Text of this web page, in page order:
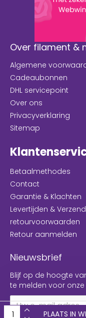
PLAATS IN
Over filament &
Algemene
Cadeaubonnen
DHL servicepoint
Over ons
Privacyverklaring
Sitemap
Betaalmethodes
Contact
Garantie & Klachten
Levertijden &
retourvoorwaarden
Retour aanmelden
Nieuwsbrief
Blijf op de hoogte
te melden voor onze